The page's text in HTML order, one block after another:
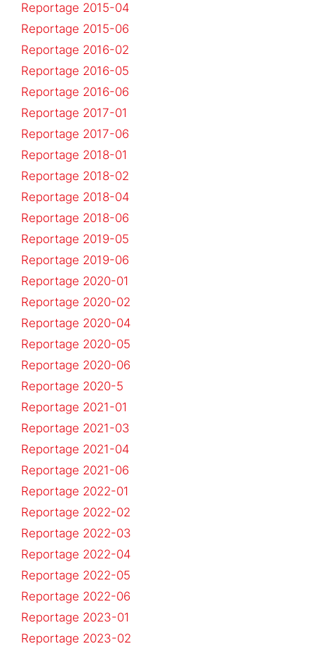
Reportage 2015-04
Reportage 2015-06
Reportage 2016-02
Reportage 2016-05
Reportage 2016-06
Reportage 2017-01
Reportage 2017-06
Reportage 2018-01
Reportage 2018-02
Reportage 2018-04
Reportage 2018-06
Reportage 2019-05
Reportage 2019-06
Reportage 2020-01
Reportage 2020-02
Reportage 2020-04
Reportage 2020-05
Reportage 2020-06
Reportage 2020-5
Reportage 2021-01
Reportage 2021-03
Reportage 2021-04
Reportage 2021-06
Reportage 2022-01
Reportage 2022-02
Reportage 2022-03
Reportage 2022-04
Reportage 2022-05
Reportage 2022-06
Reportage 2023-01
Reportage 2023-02